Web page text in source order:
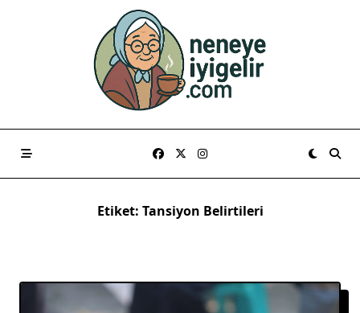
Etiket: Tansiyon Belirtileri